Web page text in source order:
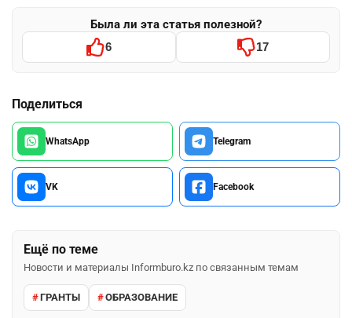
Была ли эта статья полезной?
6 17
Поделиться
WhatsApp Telegram
VK Facebook
Ещё по теме
Новости и материалы Informburo.kz по связанным темам
ГРАНТЫ ОБРАЗОВАНИЕ